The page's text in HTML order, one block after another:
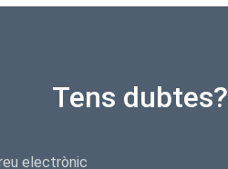
Tens